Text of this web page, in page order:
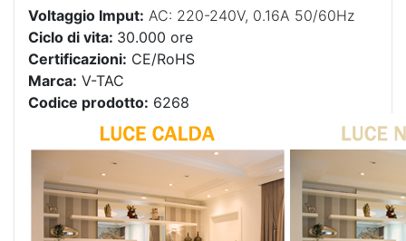
Voltaggio Imput: AC: 220-240V, 0.16A 50/60Hz
Ciclo di vita: 30.000 ore
Certificazioni: CE/RoHS
Marca: V-TAC
Codice prodotto: 6268